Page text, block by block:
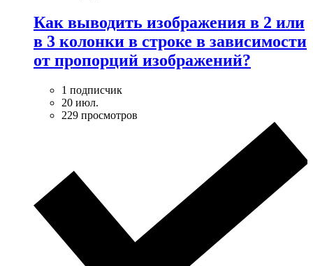
Как выводить изображения в 2 или
в 3 колонки в строке в зависимости
от пропорций изображений?
1 подписчик
20 июл.
229 просмотров